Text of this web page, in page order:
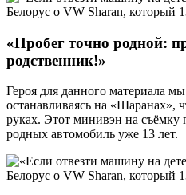
«Пробег точно родной:
родственник!»
Героя для данного материала
останавливаясь на «Шаранах»,
руках. Этот минивэн на
родных автомобиль уже 13 лет.